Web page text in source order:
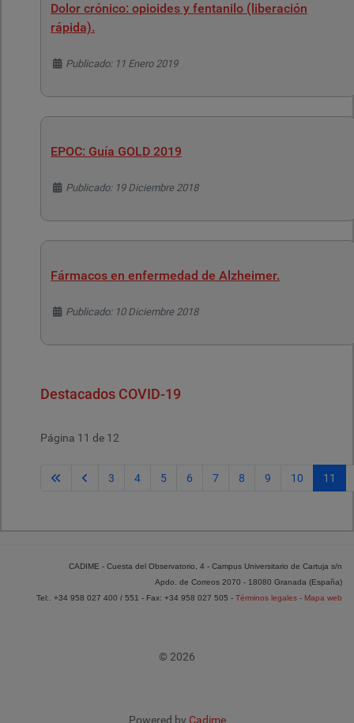
Dolor crónico: opioides y fentanilo (liberación
rápida).
Detalles
Publicado: 11 Enero 2019
EPOC: Guía GOLD 2019
Detalles
Publicado: 19 Diciembre 2018
Fármacos en enfermedad de Alzheimer.
Detalles
Publicado: 10 Diciembre 2018
Destacados COVID-19
Página 11 de 12
3 4 5 6 7 8 9 10 11
CADIME - Cuesta del Observatorio, 4 - Campus Universitario de Cartuja s/n
Apdo. de Correos 2070 - 18080 Granada (España)
Tel:. +34 958 027 400 / 551 - Fax: +34 958 027 505 - Términos legales - Mapa web
© 2026
Powered by Cadime